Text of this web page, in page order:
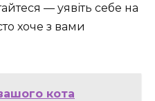
— уявіть себе на
хоче з вами
кота